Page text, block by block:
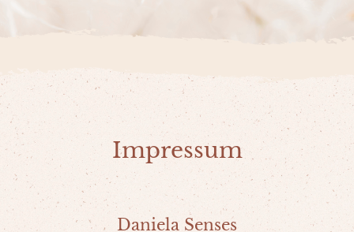
Impressum
Daniela Senses